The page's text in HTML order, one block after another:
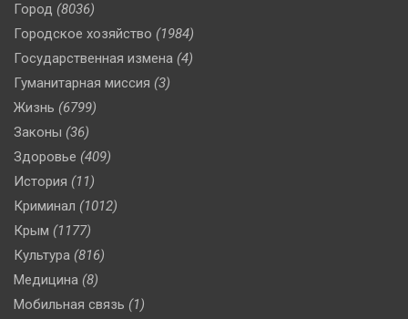
Город (8036)
Городское хозяйство (1984)
Государственная измена (4)
Гуманитарная миссия (3)
Жизнь (6799)
Законы (36)
Здоровье (409)
История (11)
Криминал (1012)
Крым (1177)
Культура (816)
Медицина (8)
Мобильная связь (1)